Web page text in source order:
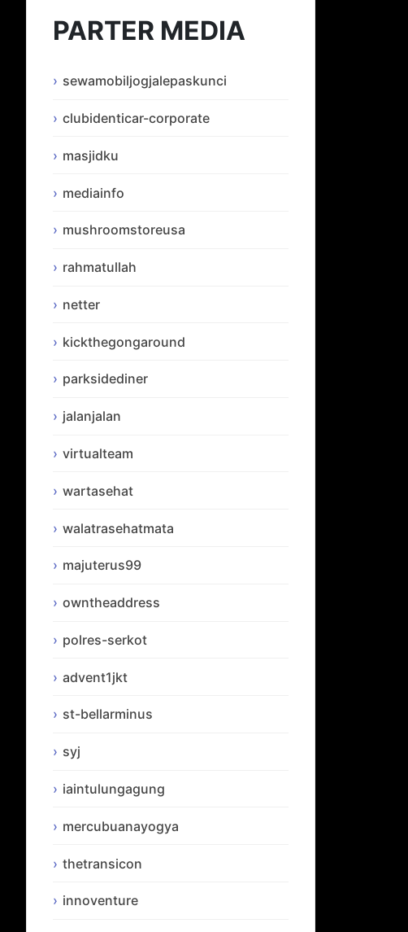
PARTER MEDIA
sewamobiljogjalepaskunci
clubidenticar-corporate
masjidku
mediainfo
mushroomstoreusa
rahmatullah
netter
kickthegongaround
parksidediner
jalanjalan
virtualteam
wartasehat
walatrasehatmata
majuterus99
owntheaddress
polres-serkot
advent1jkt
st-bellarminus
syj
iaintulungagung
mercubuanayogya
thetransicon
innoventure